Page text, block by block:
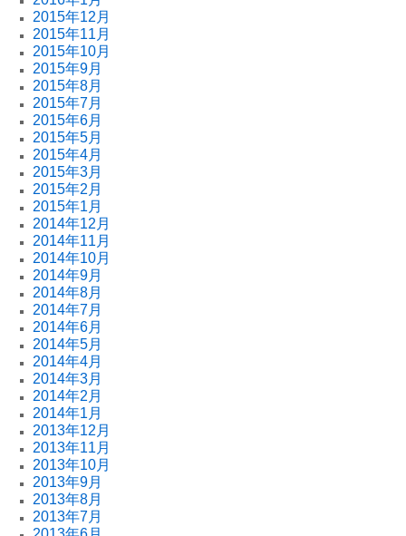
2015年12月
2015年11月
2015年10月
2015年9月
2015年8月
2015年7月
2015年6月
2015年5月
2015年4月
2015年3月
2015年2月
2015年1月
2014年12月
2014年11月
2014年10月
2014年9月
2014年8月
2014年7月
2014年6月
2014年5月
2014年4月
2014年3月
2014年2月
2014年1月
2013年12月
2013年11月
2013年10月
2013年9月
2013年8月
2013年7月